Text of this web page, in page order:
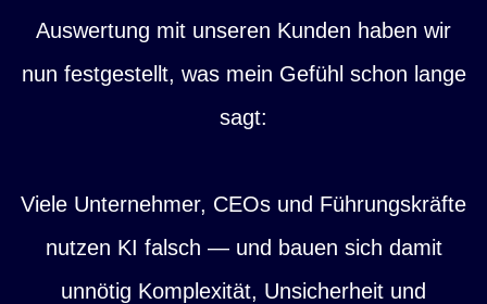
Auswertung mit unseren Kunden haben wir
nun festgestellt, was mein Gefühl schon lange
sagt:
Viele Unternehmer, CEOs und Führungskräfte
nutzen KI falsch — und bauen sich damit
unnötig Komplexität, Unsicherheit und